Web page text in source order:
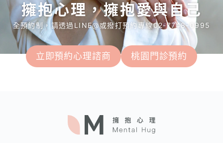
擁抱心理，擁抱愛與自己
全預約制，請透過LINE@或撥打預約專線02-7748-0995
立即預約心理諮商 桃園門診預約